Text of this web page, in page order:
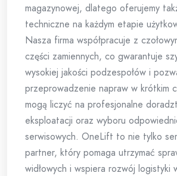
magazynowej, dlatego oferujemy
techniczne na każdym etapie
Nasza firma współpracuje z
części zamiennych, co gwarantuje
wysokiej jakości podzespołów i
przeprowadzenie napraw w krótkim
mogą liczyć na profesjonalne
eksploatacji oraz wyboru
serwisowych. OneLift to nie tylko
partner, który pomaga utrzymać
widłowych i wspiera rozwój logistyki